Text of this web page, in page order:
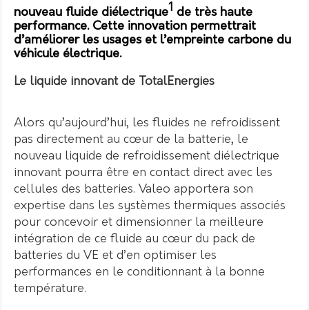
nouveau fluide diélectrique1 de très haute
performance. Cette innovation permettrait
d’améliorer les usages et l’empreinte carbone du
véhicule électrique.
Le liquide innovant de TotalEnergies
Alors qu’aujourd’hui, les fluides ne refroidissent
pas directement au cœur de la batterie, le
nouveau liquide de refroidissement diélectrique
innovant pourra être en contact direct avec les
cellules des batteries. Valeo apportera son
expertise dans les systèmes thermiques associés
pour concevoir et dimensionner la meilleure
intégration de ce fluide au cœur du pack de
batteries du VE et d’en optimiser les
performances en le conditionnant à la bonne
température.